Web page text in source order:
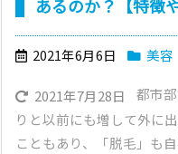
あるのか？【特徴
2021年6月6日 美容
2021年7月28日
都市
りと以前にも増して外に
こともあり、「脱毛」も